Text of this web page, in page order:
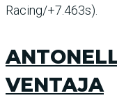
Racing/+7.463s).
VENTAJA